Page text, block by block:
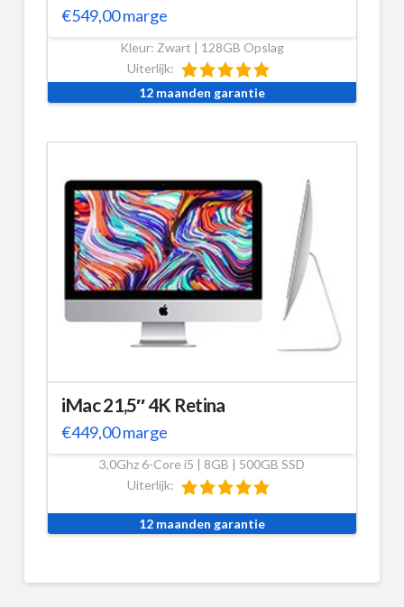
€549,00marge
Kleur: Zwart | 128GB Opslag
Uiterlijk:
12 maanden garantie
iMac 21,5″ 4K Retina
€449,00marge
3,0Ghz 6-Core i5 | 8GB | 500GB SSD
Uiterlijk:
12 maanden garantie